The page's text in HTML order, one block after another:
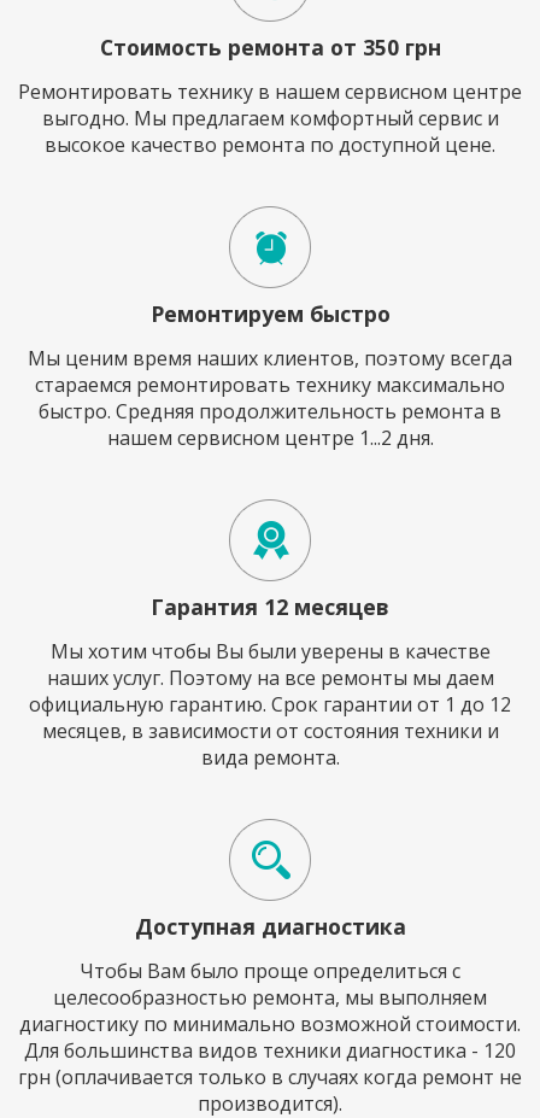
Стоимость ремонта от 350 грн
Ремонтировать технику в нашем сервисном центре
выгодно. Мы предлагаем комфортный сервис и
высокое качество ремонта по доступной цене.
Ремонтируем быстро
Мы ценим время наших клиентов, поэтому всегда
стараемся ремонтировать технику максимально
быстро. Средняя продолжительность ремонта в
нашем сервисном центре 1...2 дня.
Гарантия 12 месяцев
Мы хотим чтобы Вы были уверены в качестве
наших услуг. Поэтому на все ремонты мы даем
официальную гарантию. Срок гарантии от 1 до 12
месяцев, в зависимости от состояния техники и
вида ремонта.
Доступная диагностика
Чтобы Вам было проще определиться с
целесообразностью ремонта, мы выполняем
диагностику по минимально возможной стоимости.
Для большинства видов техники диагностика - 120
грн (оплачивается только в случаях когда ремонт не
производится).